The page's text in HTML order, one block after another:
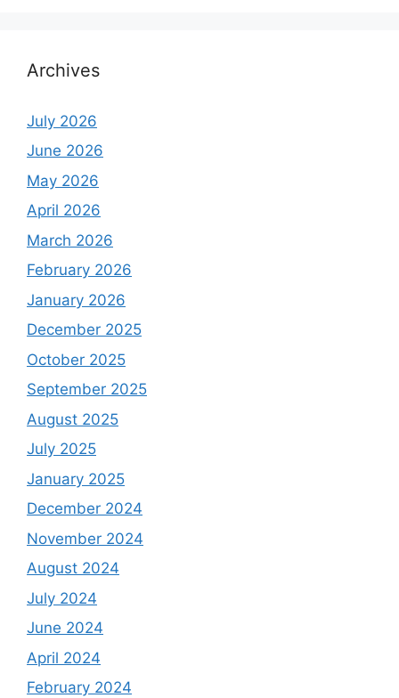
Archives
July 2026
June 2026
May 2026
April 2026
March 2026
February 2026
January 2026
December 2025
October 2025
September 2025
August 2025
July 2025
January 2025
December 2024
November 2024
August 2024
July 2024
June 2024
April 2024
February 2024